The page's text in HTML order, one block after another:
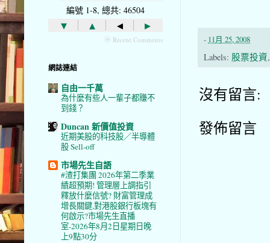
- 11月 25, 2008
Labels: 股票投資
沒有留言:
發佈留言
編號 1-8, 總共: 46504
▾ ▴ ◂ ▸
ⓦ Recent Comments
網誌連結
自由一千萬
為什麼有些人一輩子都賺不
到錢？
Duncan 新價值投資
近期美股的科技股／半導體
股 Sell-off
市場先生自語
#渣打集團 2026年第二季業
績超預期! 管理層上調指引
釋放什麼信號? 財富管理成
增長關鍵,對港股銀行板塊有
何啟示?市場先生直播
室-2026年8月2日星期日晚
上9點30分